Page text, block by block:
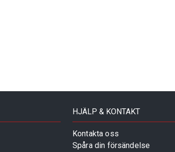
HJÄLP & KONTAKT
Kontakta oss
Spåra din försändelse